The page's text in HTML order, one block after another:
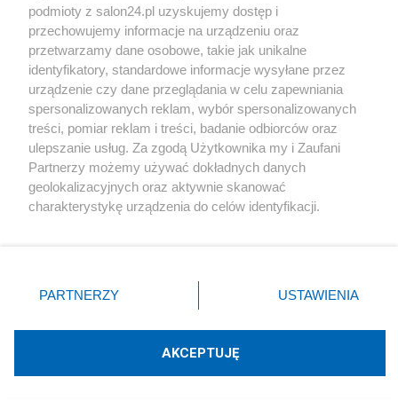
Społeczeństwo
Kultura
X Facebook Instagram Youtube
Technologię dostarcza:W3media.pl
podmioty z salon24.pl uzyskujemy dostęp i
przechowujemy informacje na urządzeniu oraz
przetwarzamy dane osobowe, takie jak unikalne
identyfikatory, standardowe informacje wysyłane przez
urządzenie czy dane przeglądania w celu zapewniania
spersonalizowanych reklam, wybór spersonalizowanych
treści, pomiar reklam i treści, badanie odbiorców oraz
ulepszanie usług. Za zgodą Użytkownika my i Zaufani
Partnerzy możemy używać dokładnych danych
geolokalizacyjnych oraz aktywnie skanować
charakterystykę urządzenia do celów identyfikacji.
zmienić/wycofać klikając przycisk ustawień prywatności
znajdujący się w lewym dolnym rogu strony
rodzaje przetwarzania danych nie wymagają zgody
użytkownika, ale masz prawo sprzeciwić się takiemu
PARTNERZY USTAWIENIA
AKCEPTUJĘ